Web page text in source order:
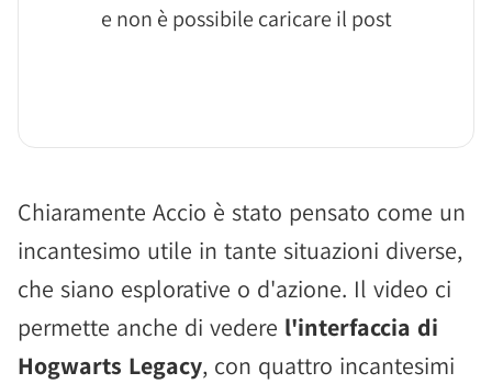
e non è possibile caricare il post
Chiaramente Accio è stato pensato come un
incantesimo utile in tante situazioni diverse,
che siano esplorative o d'azione. Il video ci
permette anche di vedere l'interfaccia di
Hogwarts Legacy, con quattro incantesimi